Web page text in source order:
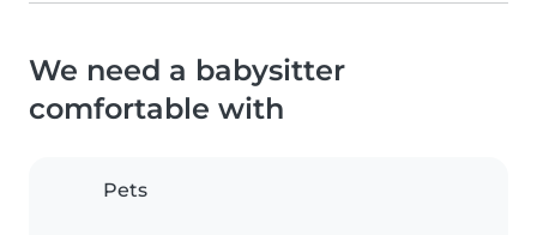
We need a babysitter
comfortable with
Pets